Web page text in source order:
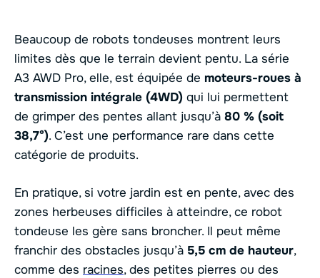
Beaucoup de robots tondeuses montrent leurs
limites dès que le terrain devient pentu. La série
A3 AWD Pro, elle, est équipée de moteurs-roues à
transmission intégrale (4WD) qui lui permettent
de grimper des pentes allant jusqu’à 80 % (soit
38,7°). C’est une performance rare dans cette
catégorie de produits.
En pratique, si votre jardin est en pente, avec des
zones herbeuses difficiles à atteindre, ce robot
tondeuse les gère sans broncher. Il peut même
franchir des obstacles jusqu’à 5,5 cm de hauteur,
comme des racines, des petites pierres ou des